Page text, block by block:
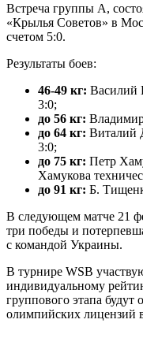
Встреча группы А,
«Крылья Советов» в
счетом 5:0.
Результаты боев:
46-49 кг: Василий
3:0;
до 56 кг:
до 64 кг: Виталий
3:0;
до 75 кг: Петр
Хамукова
до 91 кг: Б.
В следующем матче 21
три победы и
с командой Украины.
В турнире WSB
индивидуальному
группового этапа будут
олимпийских лицензий